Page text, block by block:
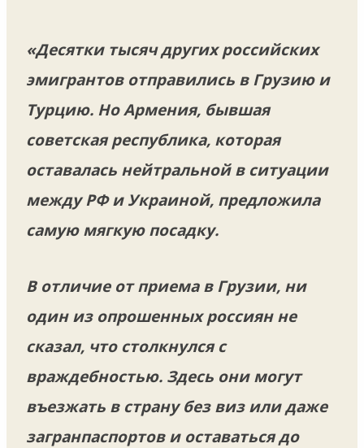
«Десятки тысяч других российских
эмигрантов отправились в Грузию и
Турцию. Но Армения, бывшая
советская республика, которая
оставалась нейтральной в ситуации
между РФ и Украиной, предложила
самую мягкую посадку.
В отличие от приема в Грузии, ни
один из опрошенных россиян не
сказал, что столкнулся с
враждебностью. Здесь они могут
въезжать в страну без виз или даже
загранпаспортов и оставаться до